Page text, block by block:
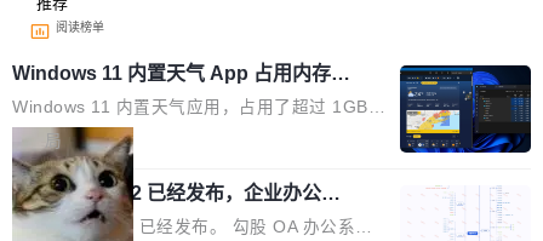
阅读榜单
Windows 11 内置天气 App 占用内存超
过 1GB
Windows 11 内置天气应用，占用了超过 1GB
内存。 Notebookcheck 的测试发现这个数字
时，反复确认了多次。不是 100MB，不是 500
MB，是 1 个 G。一个显示天气的应用。 Windo
ws 内置应用臃肿早就是老话题了，但一款天气
局
勾股 OA v6.0.2 已经发布，企业办公系
统勾股 OA v6.0.2 已经发布。 勾股 OA 办公系统